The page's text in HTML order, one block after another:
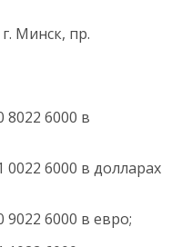
Минск, пр.
8022 6000 в
0022 6000 в долларах
9022 6000 в евро;